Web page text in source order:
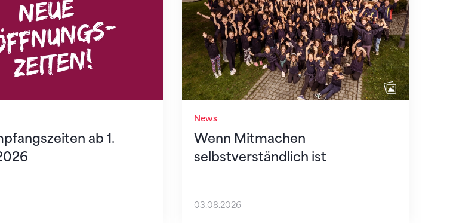
ab 1.
News
Wenn Mitmachen
selbstverständlich ist
03.08.2026